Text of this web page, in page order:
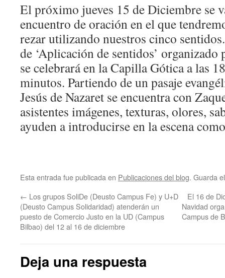
El próximo jueves 15 de Diciembre se
encuentro de oración en el que
rezar utilizando nuestros cinco
de ‘Aplicación de sentidos’ organizado
se celebrará en la Capilla Gótica a las
minutos. Partiendo de un pasaje
Jesús de Nazaret se encuentra con
asistentes imágenes, texturas, olores,
ayuden a introducirse en la escena
Esta entrada fue publicada en Publicaciones del blog. Guarda
← Los grupos SoliDe (Deusto Campus Fe) y U+D
(Deusto Campus Solidaridad) atenderán un
puesto de Comercio Justo en la UD (Campus
Bilbao) del 12 al 16 de diciembre
El 16 de
Navidad
Campus de
Deja una respuesta